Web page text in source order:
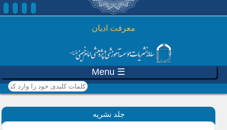
رفتن به محتوای اصلی
معرفت ادیان
☰ Menu
کلمات کلیدی خود را وارد
کنید
جلد نشریه